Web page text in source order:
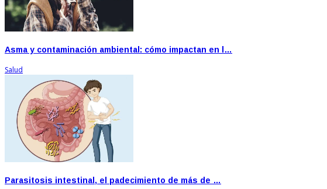
Asma y contaminación ambiental: cómo impactan en l…
Salud
Parasitosis intestinal, el padecimiento de más de …